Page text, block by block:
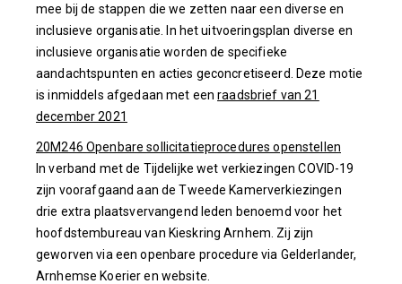
mee bij de stappen die we zetten naar een diverse en
inclusieve organisatie. In het uitvoeringsplan diverse en
inclusieve organisatie worden de specifieke
aandachtspunten en acties geconcretiseerd. Deze motie
is inmiddels afgedaan met eenraadsbrief van 21
december 2021
20M246 Openbare sollicitatieprocedures openstellen
In verband met de Tijdelijke wet verkiezingen COVID-19
zijn voorafgaand aan de Tweede Kamerverkiezingen
drie extra plaatsvervangend leden benoemd voor het
hoofdstembureau van Kieskring Arnhem. Zij zijn
geworven via een openbare procedure via Gelderlander,
Arnhemse Koerier en website.